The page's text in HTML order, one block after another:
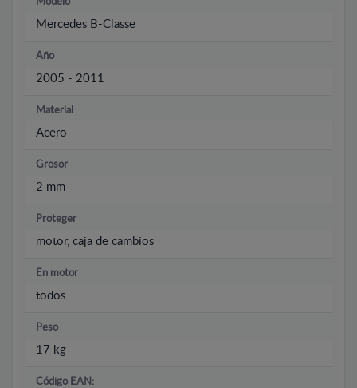
Mercedes B-Classe
Año
2005 - 2011
Material
Acero
Grosor
2 mm
Proteger
motor, caja de cambios
En motor
todos
Peso
17 kg
Código EAN: